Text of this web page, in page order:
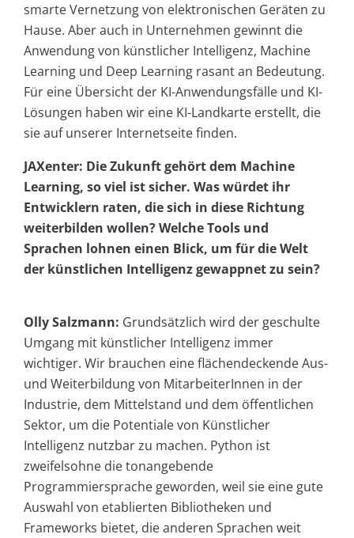
smarte Vernetzung von elektronischen Geräten zu
Hause. Aber auch in Unternehmen gewinnt die
Anwendung von künstlicher Intelligenz, Machine
Learning und Deep Learning rasant an Bedeutung.
Für eine Übersicht der KI-Anwendungsfälle und KI-
Lösungen haben wir eine KI-Landkarte erstellt, die
sie auf unserer Internetseite finden.
JAXenter: Die Zukunft gehört dem Machine
Learning, so viel ist sicher. Was würdet ihr
Entwicklern raten, die sich in diese Richtung
weiterbilden wollen? Welche Tools und
Sprachen lohnen einen Blick, um für die Welt
der künstlichen Intelligenz gewappnet zu sein?
Olly Salzmann: Grundsätzlich wird der geschulte
Umgang mit künstlicher Intelligenz immer
wichtiger. Wir brauchen eine flächendeckende Aus-
und Weiterbildung von MitarbeiterInnen in der
Industrie, dem Mittelstand und dem öffentlichen
Sektor, um die Potentiale von Künstlicher
Intelligenz nutzbar zu machen. Python ist
zweifelsohne die tonangebende
Programmiersprache geworden, weil sie eine gute
Auswahl von etablierten Bibliotheken und
Frameworks bietet, die anderen Sprachen weit